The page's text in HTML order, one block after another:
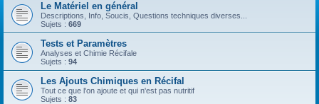
Le Matériel en général
Descriptions, Info, Soucis, Questions techniques diverses...
Sujets : 669
Tests et Paramètres
Analyses et Chimie Récifale
Sujets : 94
Les Ajouts Chimiques en Récifal
Tout ce que l'on ajoute et qui n'est pas nutritif
Sujets : 83